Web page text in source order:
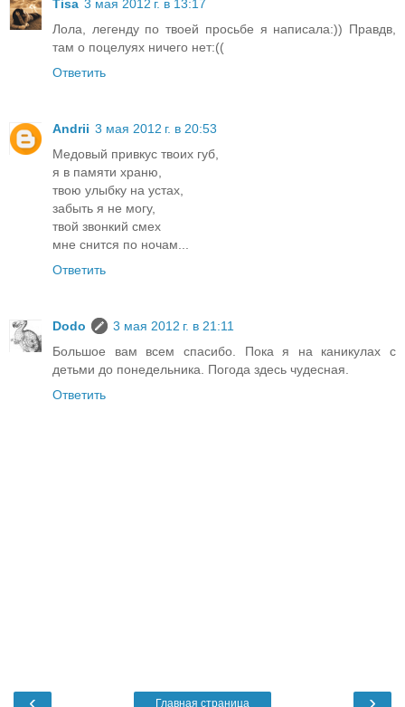
Tisa 3 мая 2012 г. в 13:17
Лола, легенду по твоей просьбе я написала:)) Правдв,
там о поцелуях ничего нет:((
Ответить
Andrii 3 мая 2012 г. в 20:53
Медовый привкус твоих губ,
я в памяти храню,
твою улыбку на устах,
забыть я не могу,
твой звонкий смех
мне снится по ночам...
Ответить
Dodo
3 мая 2012 г. в 21:11
Большое вам всем спасибо. Пока я на каникулах с
детьми до понедельника. Погода здесь чудесная.
Ответить
‹ ›
Главная страница